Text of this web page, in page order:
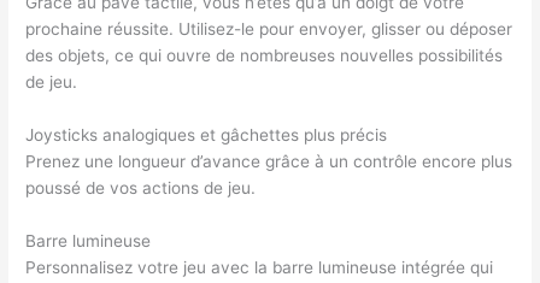
prochaine réussite. Utilisez-le pour envoyer, glisser ou déposer
des objets, ce qui ouvre de nombreuses nouvelles possibilités
de jeu.
Joysticks analogiques et gâchettes plus précis
Prenez une longueur d’avance grâce à un contrôle encore plus
poussé de vos actions de jeu.
Barre lumineuse
Personnalisez votre jeu avec la barre lumineuse intégrée qui